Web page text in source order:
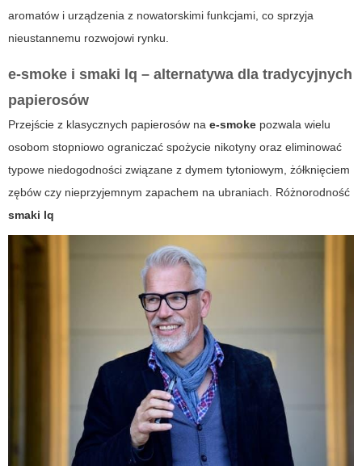
aromatów i urządzenia z nowatorskimi funkcjami, co sprzyja
nieustannemu rozwojowi rynku.
e-smoke i smaki lq – alternatywa dla tradycyjnych
papierosów
Przejście z klasycznych papierosów na e-smoke pozwala wielu
osobom stopniowo ograniczać spożycie nikotyny oraz eliminować
typowe niedogodności związane z dymem tytoniowym, żółknięciem
zębów czy nieprzyjemnym zapachem na ubraniach. Różnorodność
smaki lq